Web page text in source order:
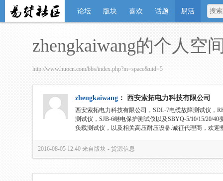
论坛 版块 喜欢 话题 易活
zhengkaiwang的个人空
http://www.huocn.com/bbs/index.php?m=space&uid=5
zhengkaiwang ： 西安索拓电力科技有限公司
西安索拓电力科技有限公司，SDL-7电缆故障测试仪，
测试仪，SJB-6继电保护测试仪以及SBYQ-5/10/15/20/
负载测试仪，以及相关高压耐压设备.诚征代理商，欢迎
2016-08-05 12:40 来自版块 - 货源信息